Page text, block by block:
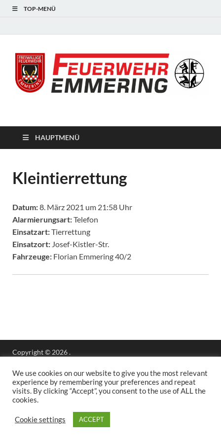
TOP-MENÜ
HAUPTMENÜ
Kleintierrettung
Datum:8. März 2021 um 21:58 Uhr
Alarmierungsart:Telefon
Einsatzart:Tierrettung
Einsatzort: Josef-Kistler-Str.
Fahrzeuge: Florian Emmering 40/2
Copyright © 2026.
We use cookies on our website to give you the most relevant
experience by remembering your preferences and repeat
visits. By clicking “Accept”, you consent to the use of ALL the
cookies.
Cookie settings ACCEPT